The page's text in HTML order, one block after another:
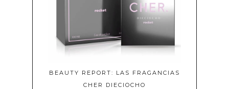
BEAUTY REPORT: LAS FRAGANCIAS
CHER DIECIOCHO